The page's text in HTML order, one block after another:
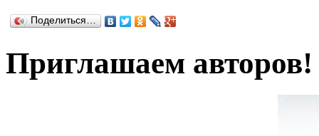
Поделиться…
Приглашаем авторов!